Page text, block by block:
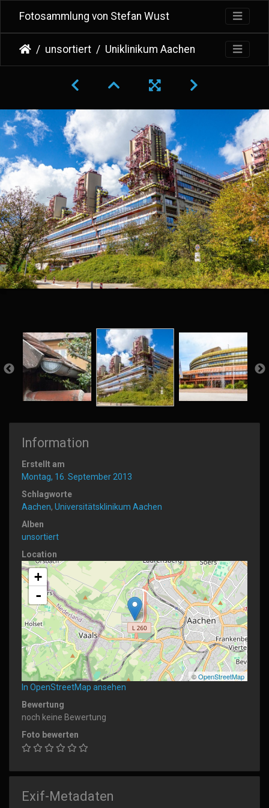
Fotosammlung von Stefan Wust
unsortiert Uniklinikum Aachen
Information
Erstellt am
Montag, 16. September 2013
Schlagworte
Aachen, Universitätsklinikum Aachen
Alben
unsortiert
Location
+
-
©OpenStreetMap
In OpenStreetMap ansehen
Bewertung
noch keine Bewertung
Foto bewerten
Exif-Metadaten